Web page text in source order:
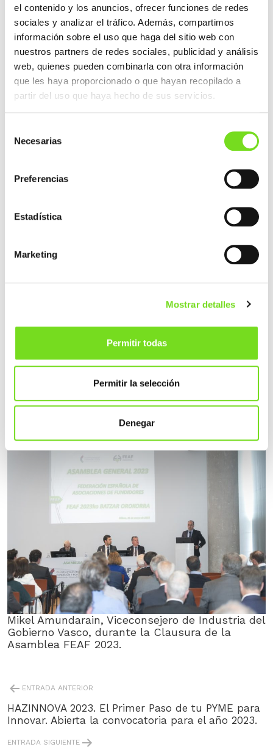
el contenido y los anuncios, ofrecer funciones de redes
sociales y analizar el tráfico. Además, compartimos
información sobre el uso que haga del sitio web con
nuestros partners de redes sociales, publicidad y análisis
web, quienes pueden combinarla con otra información
que les haya proporcionado o que hayan recopilado a
partir del uso que haya hecho de sus servicios.
Necesarias
Preferencias
Estadística
Marketing
Mostrar detalles
Permitir todas
Permitir la selección
Denegar
de Fundición y Forja y, en concreto, la cadena de
valor de la fundición, en la industria vasca.
Ignacio de la Peña, Presidente de FEAF, durante
Vicepresidente de FEAF, Ignacio de la Peña,
y Marcial Alzaga, Secretario General de FEAF.
Mikel Amundarain, Viceconsejero de Industria del
Gobierno Vasco, durante la Clausura de la
Asamblea FEAF 2023.
POST
NAVIGATION
ENTRADA ANTERIOR
HAZINNOVA 2023. El Primer Paso de tu PYME para
Innovar. Abierta la convocatoria para el año 2023.
ENTRADA SIGUIENTE